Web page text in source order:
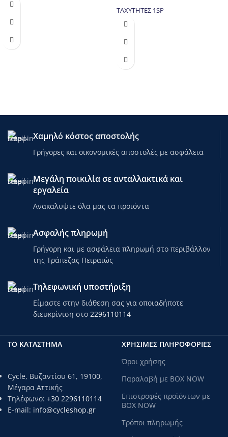
ΤΑΧΥΤΗΤΕΣ 1SP
Χαμηλό κόστος αποστολής
Γρήγορες και οικονομικές αποστολές με ασφάλεια
Μεγάλη ποικιλία σε ανταλλακτικά και
εργαλεία
Ανακαλυψτε όλα μας τα προιόντα
Ασφαλής πληρωμή
Γρήγορη και με ασφάλεια πληρωμή στο περιβάλλον
της Τράπεζας Πειραιώς
Τηλεφωνική υποστήριξη
Είμαστε στην διάθεση σας για οποιαδήποτε
διευκρίνιση στο 2296110114
ΤΟ ΚΑΤΑΣΤΗΜΑ
Cycle, Βυζαντίου 61, 19100,
Μέγαρα Αττικής
Τηλέφωνο: +30 2296110114
E-mail: info@cycleshop.gr
ΧΡΗΣΙΜΕΣ ΠΛΗΡΟΦΟΡΙΕΣ
Όροι χρήσης
Παραλαβή με BOX NOW
Επιστροφές προϊόντων με
BOX NOW
Τρόποι πληρωμής